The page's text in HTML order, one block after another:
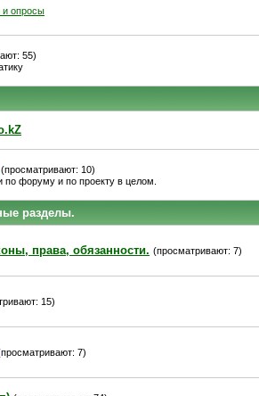
и опросы
55)
(просматривают: 10)
форуму и по проекту в целом.
разделы.
права, обязанности. (просматривают: 7)
15)
7)